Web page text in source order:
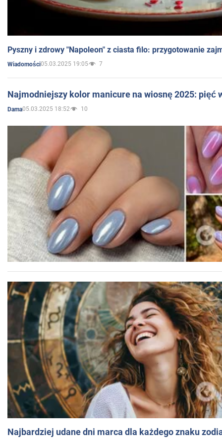
Pyszny i zdrowy "Napoleon" z ciasta filo: przygotowanie
Wiadomości05.03.2025 19:05 7
Najmodniejszy kolor manicure na wiosnę 2025: pięć
Dama05.03.2025 18:52 10
Najbardziej udane dni marca dla każdego znaku